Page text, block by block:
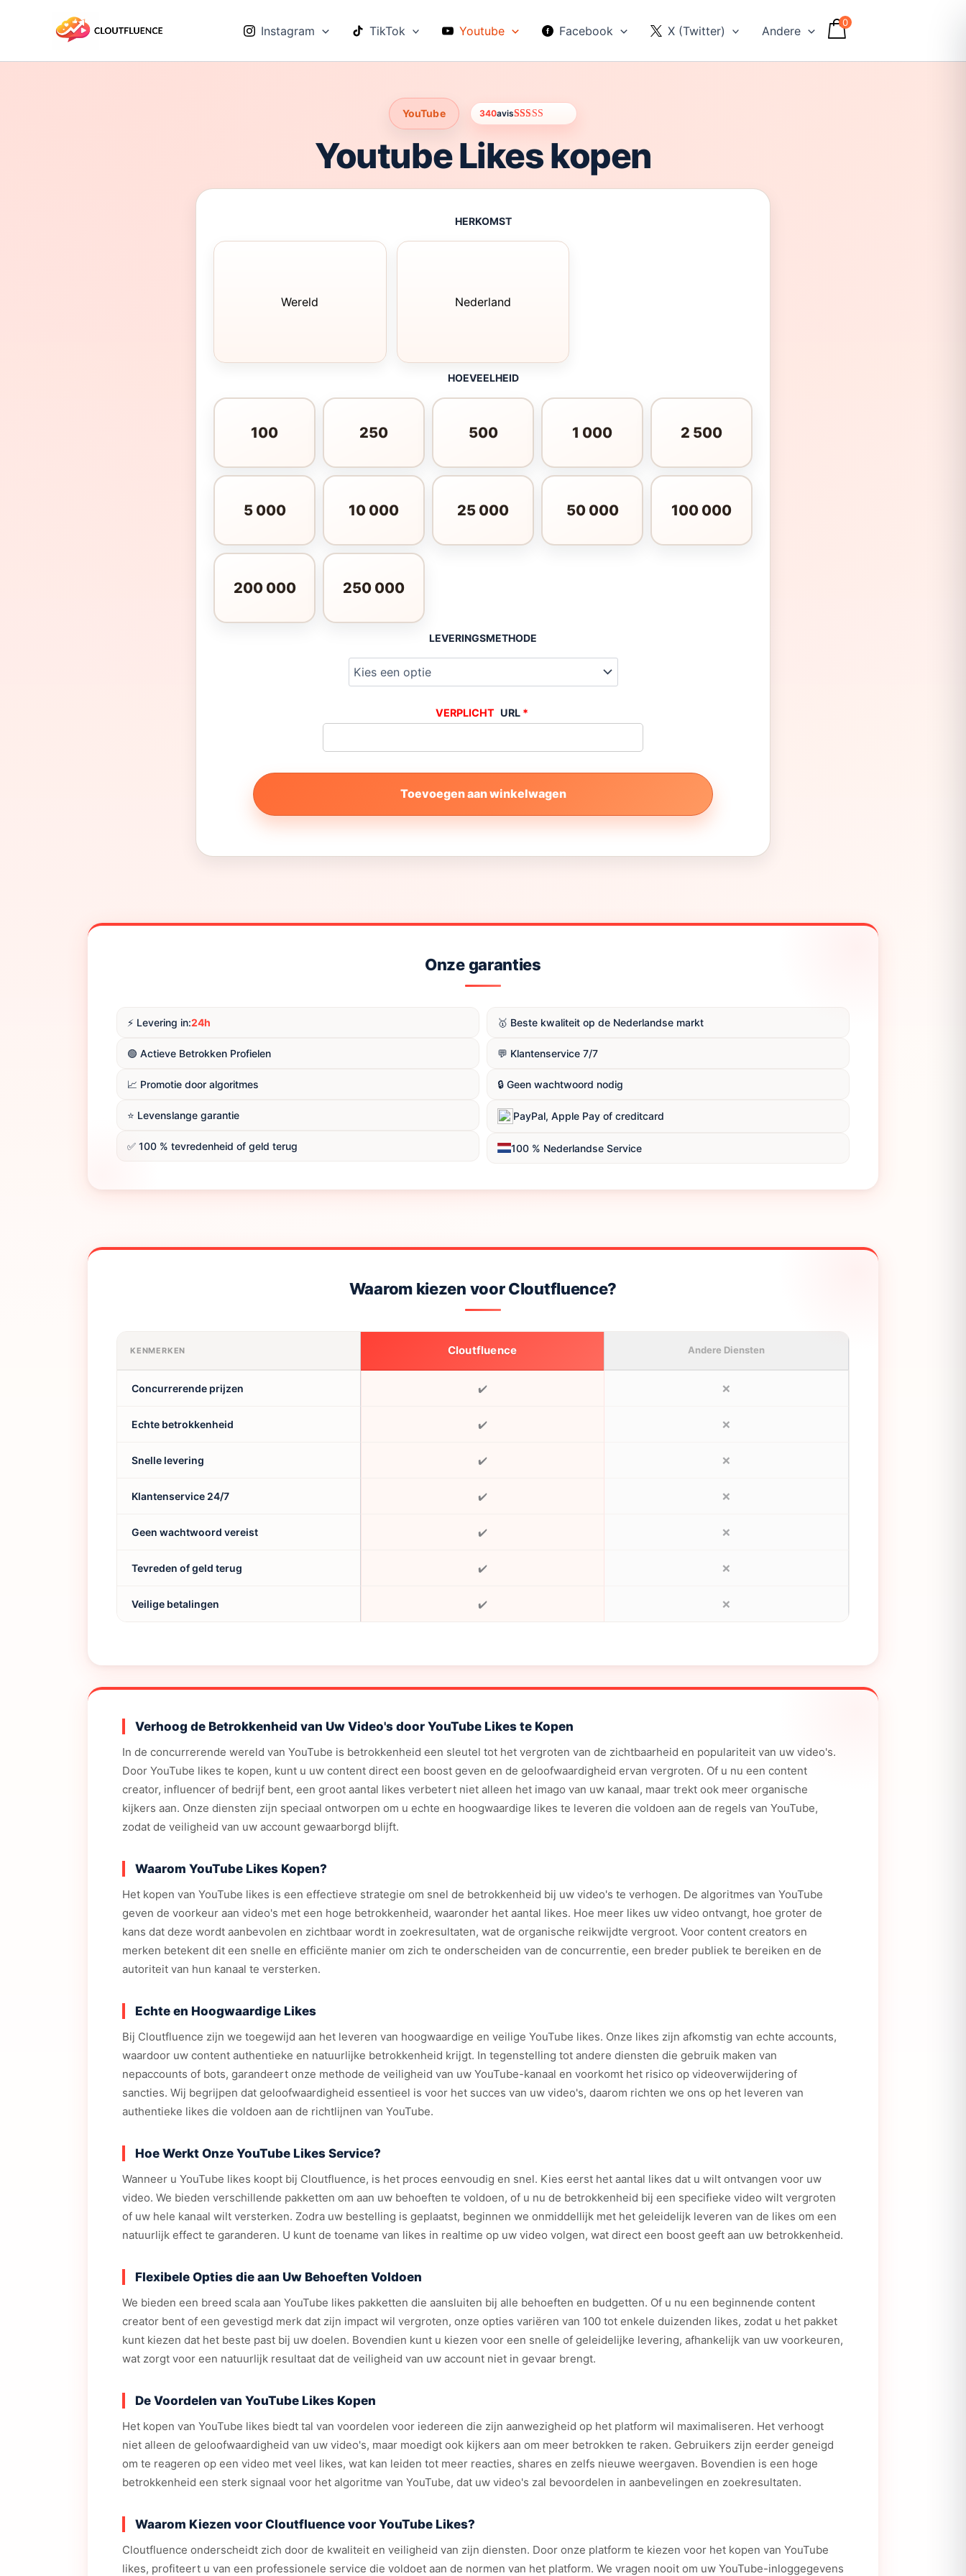
inhoud
Instagram TikTok Youtube Facebook X (Twitter) Andere
0
YouTube
gebaseerd
op
klantbeoordelingen
340avis
Youtube Likes kopen
HERKOMST
Wereld Nederland
HOEVEELHEID
100 250 500 1 000 2 500
5 000 10 000 25 000 50 000 100 000
200 000 250 000
LEVERINGSMETHODE
URL *
Toevoegen aan winkelwagen
Onze garanties
⚡️ Levering in:24h
🟢 Actieve Betrokken Profielen
📈 Promotie door algoritmes
⭐️ Levenslange garantie
✅ 100 % tevredenheid of geld terug
🥇 Beste kwaliteit op de Nederlandse markt
💬 Klantenservice 7/7
🔒 Geen wachtwoord nodig
PayPal, Apple Pay of creditcard
100 % Nederlandse Service
Waarom kiezen voor Cloutfluence?
KENMERKEN Cloutfluence Andere Diensten
Concurrerende prijzen ✔️ ❌
Echte betrokkenheid ✔️ ❌
Snelle levering ✔️ ❌
Klantenservice 24/7 ✔️ ❌
Geen wachtwoord vereist ✔️ ❌
Tevreden of geld terug ✔️ ❌
Veilige betalingen ✔️ ❌
Verhoog de Betrokkenheid van Uw Video's door YouTube Likes te Kopen
In de concurrerende wereld van YouTube is betrokkenheid een sleutel tot het vergroten van de zichtbaarheid en populariteit van uw video's.
Door YouTube likes te kopen, kunt u uw content direct een boost geven en de geloofwaardigheid ervan vergroten. Of u nu een content
creator, influencer of bedrijf bent, een groot aantal likes verbetert niet alleen het imago van uw kanaal, maar trekt ook meer organische
kijkers aan. Onze diensten zijn speciaal ontworpen om u echte en hoogwaardige likes te leveren die voldoen aan de regels van YouTube,
zodat de veiligheid van uw account gewaarborgd blijft.
Waarom YouTube Likes Kopen?
Het kopen van YouTube likes is een effectieve strategie om snel de betrokkenheid bij uw video's te verhogen. De algoritmes van YouTube
geven de voorkeur aan video's met een hoge betrokkenheid, waaronder het aantal likes. Hoe meer likes uw video ontvangt, hoe groter de
kans dat deze wordt aanbevolen en zichtbaar wordt in zoekresultaten, wat de organische reikwijdte vergroot. Voor content creators en
merken betekent dit een snelle en efficiënte manier om zich te onderscheiden van de concurrentie, een breder publiek te bereiken en de
autoriteit van hun kanaal te versterken.
Echte en Hoogwaardige Likes
Bij Cloutfluence zijn we toegewijd aan het leveren van hoogwaardige en veilige YouTube likes. Onze likes zijn afkomstig van echte accounts,
waardoor uw content authentieke en natuurlijke betrokkenheid krijgt. In tegenstelling tot andere diensten die gebruik maken van
nepaccounts of bots, garandeert onze methode de veiligheid van uw YouTube-kanaal en voorkomt het risico op videoverwijdering of
sancties. Wij begrijpen dat geloofwaardigheid essentieel is voor het succes van uw video's, daarom richten we ons op het leveren van
authentieke likes die voldoen aan de richtlijnen van YouTube.
Hoe Werkt Onze YouTube Likes Service?
Wanneer u YouTube likes koopt bij Cloutfluence, is het proces eenvoudig en snel. Kies eerst het aantal likes dat u wilt ontvangen voor uw
video. We bieden verschillende pakketten om aan uw behoeften te voldoen, of u nu de betrokkenheid bij een specifieke video wilt vergroten
of uw hele kanaal wilt versterken. Zodra uw bestelling is geplaatst, beginnen we onmiddellijk met het geleidelijk leveren van de likes om een
natuurlijk effect te garanderen. U kunt de toename van likes in realtime op uw video volgen, wat direct een boost geeft aan uw betrokkenheid.
Flexibele Opties die aan Uw Behoeften Voldoen
We bieden een breed scala aan YouTube likes pakketten die aansluiten bij alle behoeften en budgetten. Of u nu een beginnende content
creator bent of een gevestigd merk dat zijn impact wil vergroten, onze opties variëren van 100 tot enkele duizenden likes, zodat u het pakket
kunt kiezen dat het beste past bij uw doelen. Bovendien kunt u kiezen voor een snelle of geleidelijke levering, afhankelijk van uw voorkeuren,
wat zorgt voor een natuurlijk resultaat dat de veiligheid van uw account niet in gevaar brengt.
De Voordelen van YouTube Likes Kopen
Het kopen van YouTube likes biedt tal van voordelen voor iedereen die zijn aanwezigheid op het platform wil maximaliseren. Het verhoogt
niet alleen de geloofwaardigheid van uw video's, maar moedigt ook kijkers aan om meer betrokken te raken. Gebruikers zijn eerder geneigd
om te reageren op een video met veel likes, wat kan leiden tot meer reacties, shares en zelfs nieuwe weergaven. Bovendien is een hoge
betrokkenheid een sterk signaal voor het algoritme van YouTube, dat uw video's zal bevoordelen in aanbevelingen en zoekresultaten.
Waarom Kiezen voor Cloutfluence voor YouTube Likes?
Cloutfluence onderscheidt zich door de kwaliteit en veiligheid van zijn diensten. Door onze platform te kiezen voor het kopen van YouTube
likes, profiteert u van een professionele service die voldoet aan de normen van het platform. We vragen nooit om uw YouTube-inloggegevens